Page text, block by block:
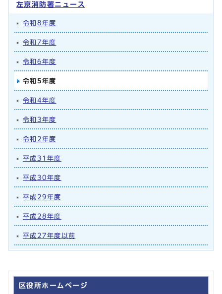
左京消防署ニュース
令和8年度
令和7年度
令和6年度
令和5年度
令和4年度
令和3年度
令和2年度
平成31年度
平成30年度
平成29年度
平成28年度
平成27年度以前
区役所ホームページ